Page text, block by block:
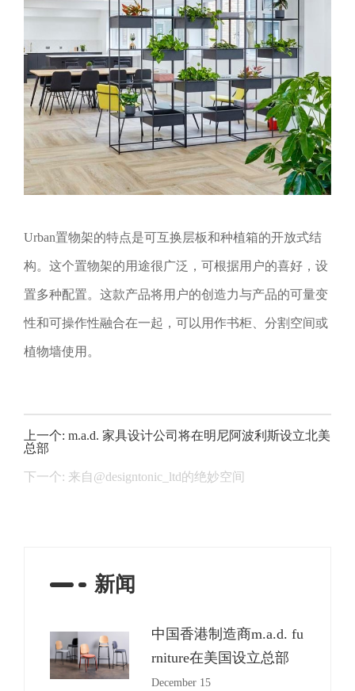
Urban置物架的特点是可互换层板和种植箱的开放式结
构。这个置物架的用途很广泛，可根据用户的喜好，设
置多种配置。这款产品将用户的创造力与产品的可量变
性和可操作性融合在一起，可以用作书柜、分割空间或
植物墙使用。
上一个: m.a.d. 家具设计公司将在明尼阿波利斯设立北美
总部
下一个: 来自@designtonic_ltd的绝妙空间
新闻
中国香港制造商m.a.d. fu
rniture在美国设立总部
December 15